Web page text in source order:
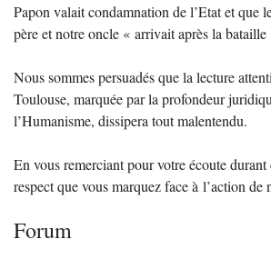
Papon valait condamnation de l’Etat et que
père et notre oncle « arrivait après la bataille
Nous sommes persuadés que la lecture
Toulouse, marquée par la profondeur
l’Humanisme, dissipera tout malentendu.
En vous remerciant pour votre écoute
respect que vous marquez face à l’action de
Forum